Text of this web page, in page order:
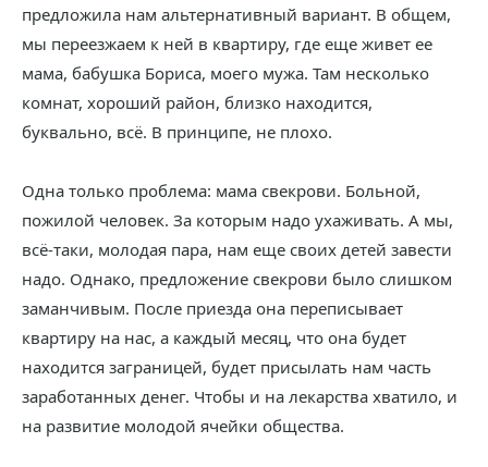
предложила нам альтернативный вариант. В общем,
мы переезжаем к ней в квартиру, где еще живет ее
мама, бабушка Бориса, моего мужа. Там несколько
комнат, хороший район, близко находится,
буквально, всё. В принципе, не плохо.
Одна только проблема: мама свекрови. Больной,
пожилой человек. За которым надо ухаживать. А мы,
всё-таки, молодая пара, нам еще своих детей завести
надо. Однако, предложение свекрови было слишком
заманчивым. После приезда она переписывает
квартиру на нас, а каждый месяц, что она будет
находится заграницей, будет присылать нам часть
заработанных денег. Чтобы и на лекарства хватило, и
на развитие молодой ячейки общества.